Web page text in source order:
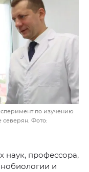
по изучению
северян. Фото:
наук, профессора,
и